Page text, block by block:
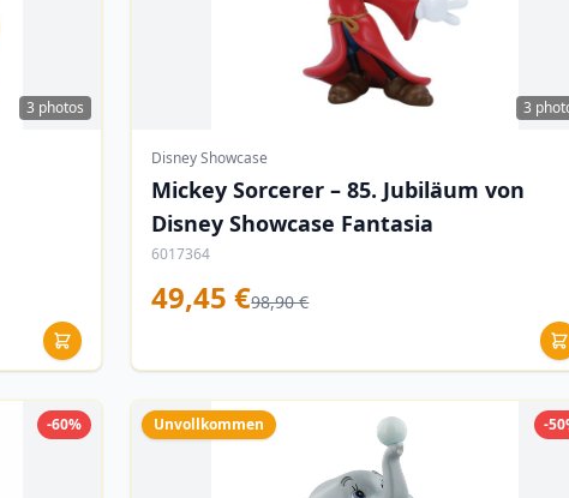
3 photos 3
Disney Showcase
Mickey Sorcerer – 85. Jubiläum von
Disney Showcase Fantasia
6017364
49,45 €98,90 €
-60% Unvollkommen -